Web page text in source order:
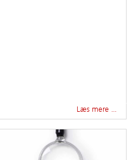
Læs mere …